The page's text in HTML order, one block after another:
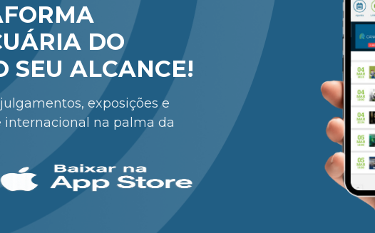
DO
SEU ALCANCE!
exposições e
internacional na palma da